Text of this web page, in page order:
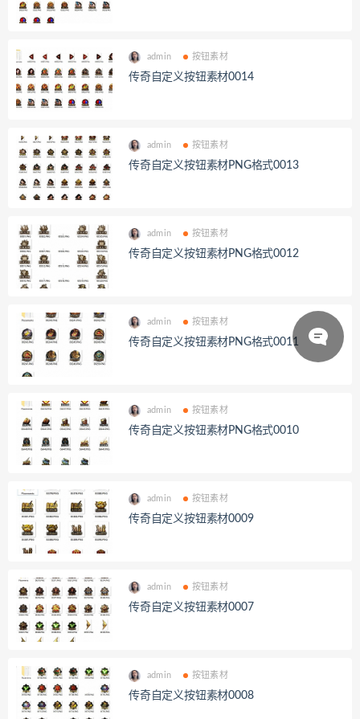
admin 按钮素材
传奇自定义按钮素材0014
admin 按钮素材
传奇自定义按钮素材PNG格式0013
admin 按钮素材
传奇自定义按钮素材PNG格式0012
admin 按钮素材
传奇自定义按钮素材PNG格式0011
admin 按钮素材
传奇自定义按钮素材PNG格式0010
admin 按钮素材
传奇自定义按钮素材0009
admin 按钮素材
传奇自定义按钮素材0007
admin 按钮素材
传奇自定义按钮素材0008